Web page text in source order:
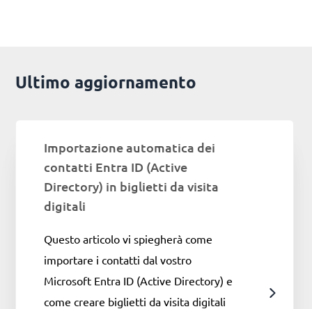
Ultimo aggiornamento
Importazione automatica dei
contatti Entra ID (Active
Directory) in biglietti da visita
digitali
Questo articolo vi spiegherà come
importare i contatti dal vostro
Microsoft Entra ID (Active Directory) e
come creare biglietti da visita digitali